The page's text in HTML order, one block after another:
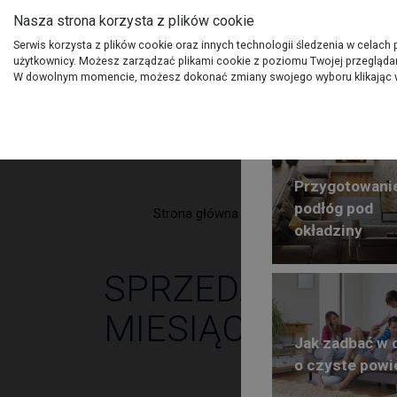
Produkty
O Grupie PSB
Strona główna Głos PSB
SPRZEDAŻ I
MIESIĄCACH
podłóg pod
okładziny
Jak zadbać w
o czyste
Nasza strona korzysta z plików cookie
Serwis korzysta z plików cookie oraz innych technologii śledzenia w
użytkownicy. Możesz zarządzać plikami cookie z poziomu Twojej
W dowolnym momencie, możesz dokonać zmiany swojego wyboru klikając